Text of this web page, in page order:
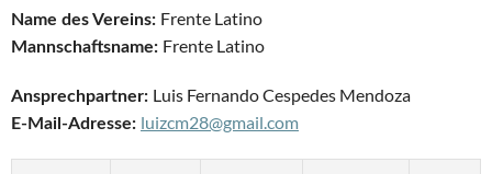
Name des Vereins: Frente Latino
Mannschaftsname: Frente Latino
Ansprechpartner: Luis Fernando Cespedes Mendoza
E-Mail-Adresse: luizcm28@gmail.com